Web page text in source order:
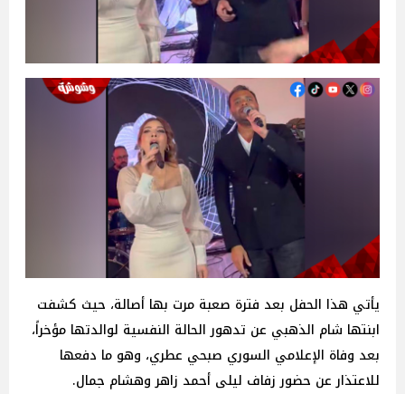
يأتي هذا الحفل بعد فترة صعبة مرت بها أصالة، حيث كشفت
ابنتها شام الذهبي عن تدهور الحالة النفسية لوالدتها مؤخراً،
بعد وفاة الإعلامي السوري صبحي عطري، وهو ما دفعها
للاعتذار عن حضور زفاف ليلى أحمد زاهر وهشام جمال.